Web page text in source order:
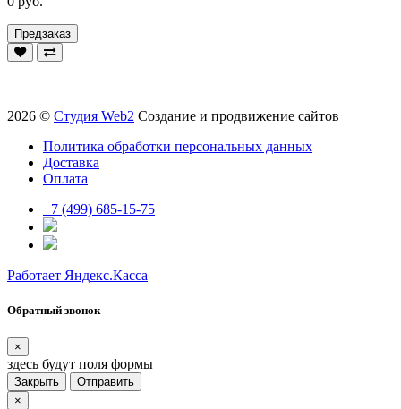
Предзаказ
2026 © Студия Web2 Создание и продвижение сайтов
Политика обработки персональных данных
Доставка
Оплата
+7 (499) 685-15-75
Работает Яндекс.Касса
Обратный звонок
×
здесь будут поля формы
Закрыть
Отправить
×